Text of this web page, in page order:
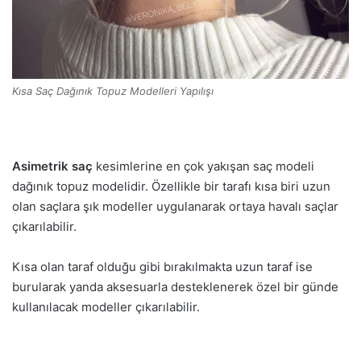
Kısa Saç Dağınık Topuz Modelleri Yapılışı
Asimetrik saç kesimlerine en çok yakışan saç modeli
dağınık topuz modelidir. Özellikle bir tarafı kısa biri uzun
olan saçlara şık modeller uygulanarak ortaya havalı saçlar
çıkarılabilir.
Kısa olan taraf olduğu gibi bırakılmakta uzun taraf ise
burularak yanda aksesuarla desteklenerek özel bir günde
kullanılacak modeller çıkarılabilir.